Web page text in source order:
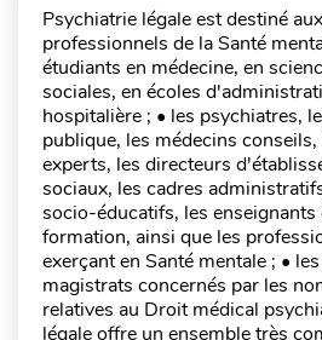
Psychiatrie légale est destiné
professionnels de la Santé
étudiants en médecine, en
sociales, en écoles
hospitalière ; • les psychiatres,
publique, les médecins
experts, les directeurs
sociaux, les cadres
socio-éducatifs, les enseignants
formation, ainsi que les
exerçant en Santé mentale ; •
magistrats concernés par les
relatives au Droit médical
légale offre un ensemble très